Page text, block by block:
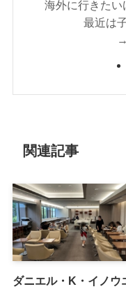
海外に行きたい
最近は
→
関連記事
ダニエル・K・イノウ